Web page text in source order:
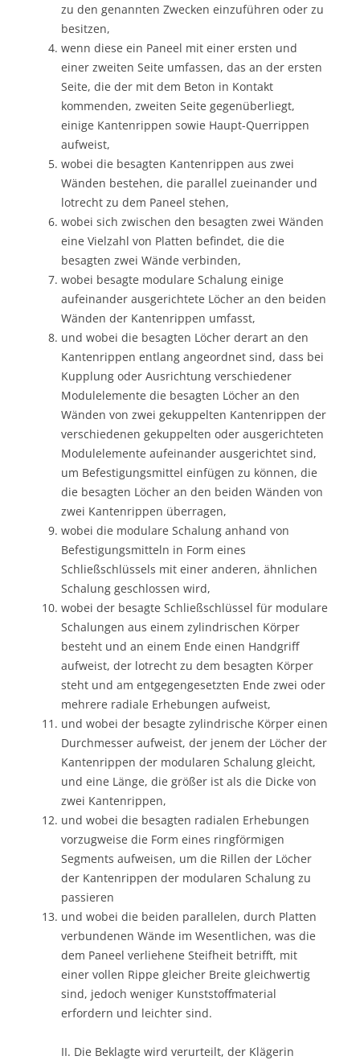
zu den genannten Zwecken einzuführen oder zu
besitzen,
wenn diese ein Paneel mit einer ersten und
einer zweiten Seite umfassen, das an der ersten
Seite, die der mit dem Beton in Kontakt
kommenden, zweiten Seite gegenüberliegt,
einige Kantenrippen sowie Haupt-Querrippen
aufweist,
wobei die besagten Kantenrippen aus zwei
Wänden bestehen, die parallel zueinander und
lotrecht zu dem Paneel stehen,
wobei sich zwischen den besagten zwei Wänden
eine Vielzahl von Platten befindet, die die
besagten zwei Wände verbinden,
wobei besagte modulare Schalung einige
aufeinander ausgerichtete Löcher an den beiden
Wänden der Kantenrippen umfasst,
und wobei die besagten Löcher derart an den
Kantenrippen entlang angeordnet sind, dass bei
Kupplung oder Ausrichtung verschiedener
Modulelemente die besagten Löcher an den
Wänden von zwei gekuppelten Kantenrippen der
verschiedenen gekuppelten oder ausgerichteten
Modulelemente aufeinander ausgerichtet sind,
um Befestigungsmittel einfügen zu können, die
die besagten Löcher an den beiden Wänden von
zwei Kantenrippen überragen,
wobei die modulare Schalung anhand von
Befestigungsmitteln in Form eines
Schließschlüssels mit einer anderen, ähnlichen
Schalung geschlossen wird,
wobei der besagte Schließschlüssel für modulare
Schalungen aus einem zylindrischen Körper
besteht und an einem Ende einen Handgriff
aufweist, der lotrecht zu dem besagten Körper
steht und am entgegengesetzten Ende zwei oder
mehrere radiale Erhebungen aufweist,
und wobei der besagte zylindrische Körper einen
Durchmesser aufweist, der jenem der Löcher der
Kantenrippen der modularen Schalung gleicht,
und eine Länge, die größer ist als die Dicke von
zwei Kantenrippen,
und wobei die besagten radialen Erhebungen
vorzugweise die Form eines ringförmigen
Segments aufweisen, um die Rillen der Löcher
der Kantenrippen der modularen Schalung zu
passieren
und wobei die beiden parallelen, durch Platten
verbundenen Wände im Wesentlichen, was die
dem Paneel verliehene Steifheit betrifft, mit
einer vollen Rippe gleicher Breite gleichwertig
sind, jedoch weniger Kunststoffmaterial
erfordern und leichter sind.
II. Die Beklagte wird verurteilt, der Klägerin